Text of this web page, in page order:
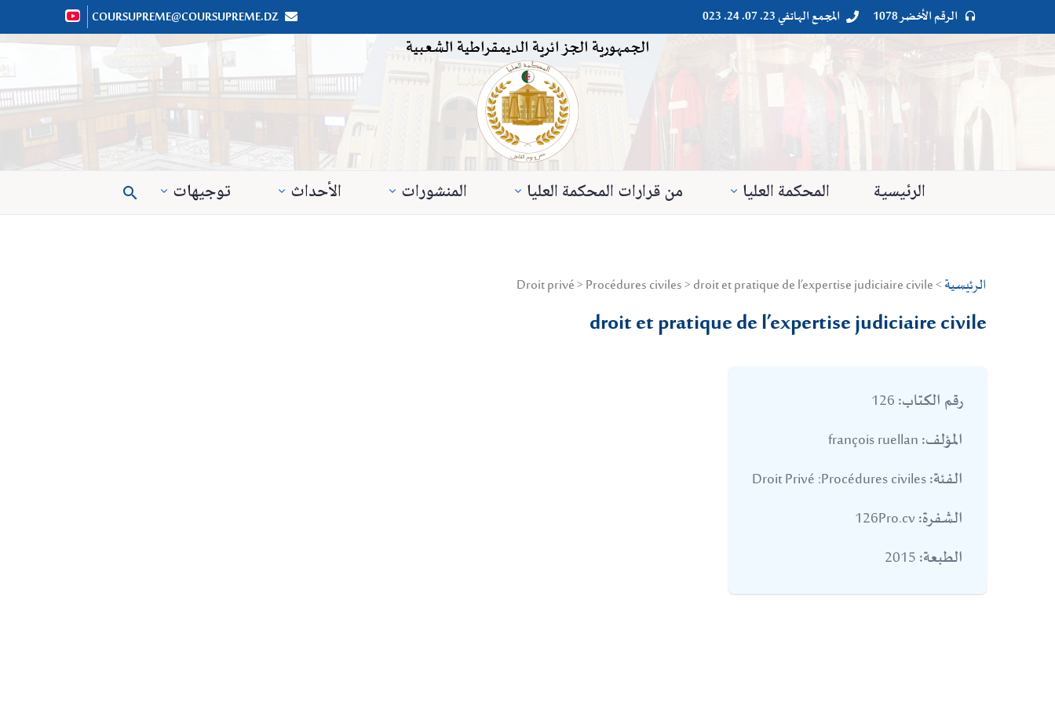

 الرقم الأخضر 1078 
 المجمع الهاتفي 23. 07. 24. 023 

COURSUPREME@COURSUPREME.DZ
الجمهورية الجزائرية الديمقراطية الشعبية
الرئيسية المحكمة العليا من قرارات المحكمة العليا المنشورات الأحداث توجيهات 
الرئيسية> Droit privé > Procédures civiles > droit et pratique de l’expertise judiciaire civile
droit et pratique de l’expertise judiciaire civile
رقم الكتاب:
المؤلف:
الفئة:
الشفرة:
الطبعة: